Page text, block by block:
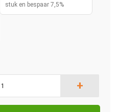
stuk en bespaar 7,5%
+